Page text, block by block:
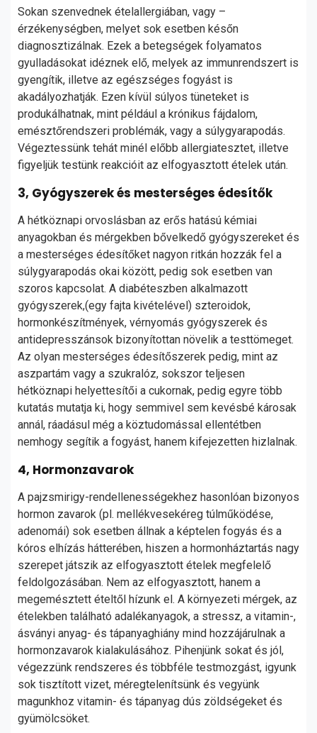
Sokan szenvednek ételallergiában, vagy –
érzékenységben, melyet sok esetben későn
diagnosztizálnak. Ezek a betegségek folyamatos
gyulladásokat idéznek elő, melyek az immunrendszert is
gyengítik, illetve az egészséges fogyást is
akadályozhatják. Ezen kívül súlyos tüneteket is
produkálhatnak, mint például a krónikus fájdalom,
emésztőrendszeri problémák, vagy a súlygyarapodás.
Végeztessünk tehát minél előbb allergiatesztet, illetve
figyeljük testünk reakcióit az elfogyasztott ételek után.
3, Gyógyszerek és mesterséges édesítők
A hétköznapi orvoslásban az erős hatású kémiai
anyagokban és mérgekben bővelkedő gyógyszereket és
a mesterséges édesítőket nagyon ritkán hozzák fel a
súlygyarapodás okai között, pedig sok esetben van
szoros kapcsolat. A diabéteszben alkalmazott
gyógyszerek,(egy fajta kivételével) szteroidok,
hormonkészítmények, vérnyomás gyógyszerek és
antidepresszánsok bizonyítottan növelik a testtömeget.
Az olyan mesterséges édesítőszerek pedig, mint az
aszpartám vagy a szukralóz, sokszor teljesen
hétköznapi helyettesítői a cukornak, pedig egyre több
kutatás mutatja ki, hogy semmivel sem kevésbé károsak
annál, ráadásul még a köztudomással ellentétben
nemhogy segítik a fogyást, hanem kifejezetten hizlalnak.
4, Hormonzavarok
A pajzsmirigy-rendellenességekhez hasonlóan bizonyos
hormon zavarok (pl. mellékvesekéreg túlműködése,
adenomái) sok esetben állnak a képtelen fogyás és a
kóros elhízás hátterében, hiszen a hormonháztartás nagy
szerepet játszik az elfogyasztott ételek megfelelő
feldolgozásában. Nem az elfogyasztott, hanem a
megemésztett ételtől hízunk el. A környezeti mérgek, az
ételekben található adalékanyagok, a stressz, a vitamin-,
ásványi anyag- és tápanyaghiány mind hozzájárulnak a
hormonzavarok kialakulásához. Pihenjünk sokat és jól,
végezzünk rendszeres és többféle testmozgást, igyunk
sok tisztított vizet, méregtelenítsünk és vegyünk
magunkhoz vitamin- és tápanyag dús zöldségeket és
gyümölcsöket.